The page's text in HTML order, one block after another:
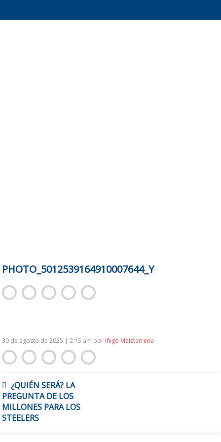
PHOTO_5012539164910007644_Y
30 de agosto de 2025 | 2:15 am por Iñigo Maisterrena
NAVEGACIÓN
DE
ENTRADAS
¿QUIÉN SERÁ? LA
PREGUNTA DE LOS
MILLONES PARA LOS
STEELERS